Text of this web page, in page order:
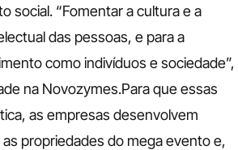
social. “Fomentar a cultura e a
das pessoas, e para a
como indivíduos e sociedade”,
na Novozymes.Para que essas
as empresas desenvolvem
propriedades do mega evento e,